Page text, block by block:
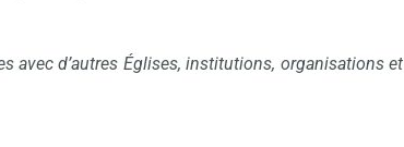
avec d’autres Églises, institutions, organisations et